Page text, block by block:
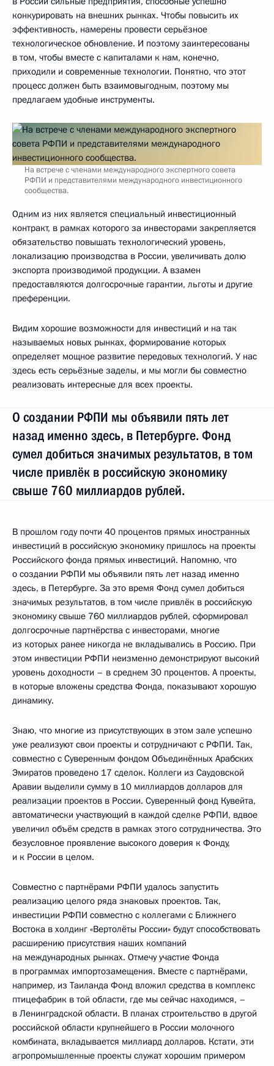
конкурировать на внешних рынках. Чтобы повысить их
эффективность, намерены провести серьёзное
технологическое обновление. И поэтому заинтересованы
в том, чтобы вместе с капиталами к нам, конечно,
приходили и современные технологии. Понятно, что этот
процесс должен быть взаимовыгодным, поэтому мы
предлагаем удобные инструменты.
На встрече с членами международного экспертного совета
РФПИ и представителями международного инвестиционного
сообщества.
Одним из них является специальный инвестиционный
контракт, в рамках которого за инвесторами закрепляется
обязательство повышать технологический уровень,
локализацию производства в России, увеличивать долю
экспорта производимой продукции. А взамен
предоставляются долгосрочные гарантии, льготы и другие
преференции.
Видим хорошие возможности для инвестиций и на так
называемых новых рынках, формирование которых
определяет мощное развитие передовых технологий. У нас
здесь есть серьёзные заделы, и мы могли бы совместно
реализовать интересные для всех проекты.
О создании РФПИ мы объявили пять лет
назад именно здесь, в Петербурге. Фонд
сумел добиться значимых результатов, в том
числе привлёк в российскую экономику
свыше 760 миллиардов рублей.
В прошлом году почти 40 процентов прямых иностранных
инвестиций в российскую экономику пришлось на проекты
Российского фонда прямых инвестиций. Напомню, что
о создании РФПИ мы объявили пять лет назад именно
здесь, в Петербурге. За это время Фонд сумел добиться
значимых результатов, в том числе привлёк в российскую
экономику свыше 760 миллиардов рублей, сформировал
долгосрочные партнёрства с инвесторами, многие
из которых ранее никогда не вкладывались в Россию. При
этом инвестиции РФПИ неизменно демонстрируют высокий
уровень доходности – в среднем 30 процентов. А проекты,
в которые вложены средства Фонда, показывают хорошую
динамику.
Знаю, что многие из присутствующих в этом зале успешно
уже реализуют свои проекты и сотрудничают с РФПИ. Так,
совместно с Суверенным фондом Объединённых Арабских
Эмиратов проведено 17 сделок. Коллеги из Саудовской
Аравии выделили сумму в 10 миллиардов долларов для
реализации проектов в России. Суверенный фонд Кувейта,
автоматически участвующий в каждой сделке РФПИ, вдвое
увеличил объём средств в рамках этого сотрудничества. Это
безусловное проявление высокого доверия к Фонду,
и к России в целом.
Совместно с партнёрами РФПИ удалось запустить
реализацию целого ряда знаковых проектов. Так,
инвестиции РФПИ совместно с коллегами с Ближнего
Востока в холдинг «Вертолёты России» будут способствовать
расширению присутствия наших компаний
на международных рынках. Отмечу участие Фонда
в программах импортозамещения. Вместе с партнёрами,
например, из Таиланда Фонд вложил средства в комплекс
птицефабрик в той области, где мы сейчас находимся, –
в Ленинградской области. В планах строительство в другой
российской области крупнейшего в России молочного
комбината, вкладывается миллиард долларов. Кстати, эти
агропромышленные проекты служат хорошим примером